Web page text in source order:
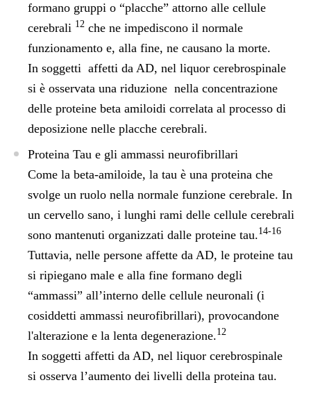
formano gruppi o “placche” attorno alle cellule
cerebrali 12 che ne impediscono il normale
funzionamento e, alla fine, ne causano la morte.
In soggetti affetti da AD, nel liquor cerebrospinale
si è osservata una riduzione nella concentrazione
delle proteine beta amiloidi correlata al processo di
deposizione nelle placche cerebrali.
Proteina Tau e gli ammassi neurofibrillari
Come la beta-amiloide, la tau è una proteina che
svolge un ruolo nella normale funzione cerebrale. In
un cervello sano, i lunghi rami delle cellule cerebrali
sono mantenuti organizzati dalle proteine tau.14-16
Tuttavia, nelle persone affette da AD, le proteine tau
si ripiegano male e alla fine formano degli
“ammassi” all’interno delle cellule neuronali (i
cosiddetti ammassi neurofibrillari), provocandone
l'alterazione e la lenta degenerazione.12
In soggetti affetti da AD, nel liquor cerebrospinale
si osserva l’aumento dei livelli della proteina tau.